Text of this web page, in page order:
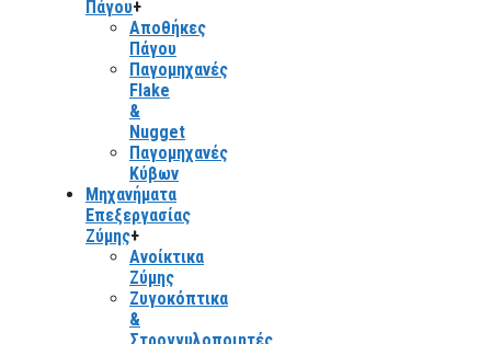
Πάγου+
Αποθήκες
Πάγου
Παγομηχανές
Flake
&
Nugget
Παγομηχανές
Κύβων
Μηχανήματα
Επεξεργασίας
Ζύμης+
Ανοίκτικα
Ζύμης
Ζυγοκόπτικα
&
Στρογγυλοποιητές